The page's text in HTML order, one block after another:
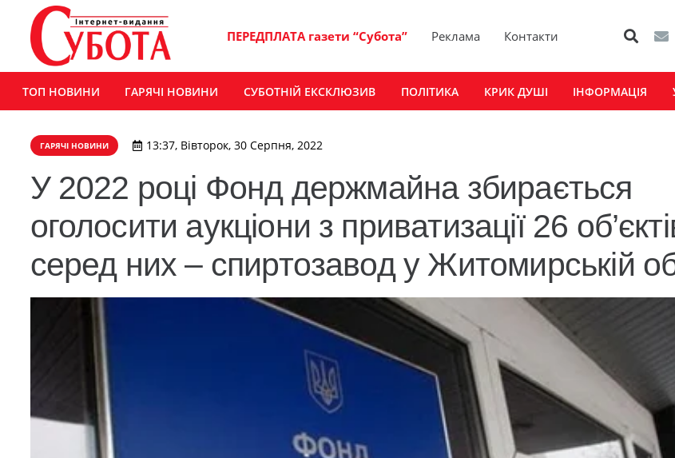
ПЕРЕДПЛАТА газети “Субота” Реклама Контакти
ТОП НОВИНИ ГАРЯЧІ НОВИНИ СУБОТНІЙ ЕКСКЛЮЗИВ ПОЛІТИКА КРИК ДУШІ ІНФОРМАЦІЯ
ГАРЯЧІ НОВИНИ 13:37, Вівторок, 30 Серпня, 2022
У 2022 році Фонд держмайна збирається
оголосити аукціони з приватизації 26
серед них – спиртозавод у Житомирській